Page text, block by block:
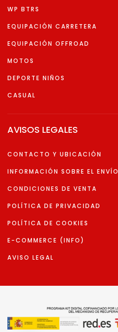
WP BTRS
EQUIPACIÓN CARRETERA
EQUIPACIÓN OFFROAD
MOTOS
DEPORTE NIÑOS
CASUAL
AVISOS LEGALES
CONTACTO Y UBICACIÓN
INFORMACIÓN SOBRE EL ENVÍO
CONDICIONES DE VENTA
POLÍTICA DE PRIVACIDAD
POLÍTICA DE COOKIES
E-COMMERCE (INFO)
AVISO LEGAL